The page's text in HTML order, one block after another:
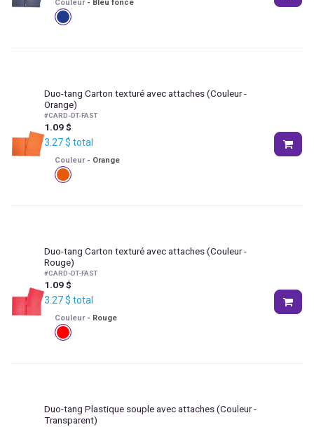
Couleur - Bleu foncé
Duo-tang Carton texturé avec attaches(Couleur -
Orange)
#CARD-DT-FAST
1.09$
3.27$ total
Couleur - Orange
Duo-tang Carton texturé avec attaches(Couleur -
Rouge)
#CARD-DT-FAST
1.09$
3.27$ total
Couleur - Rouge
Duo-tang Plastique souple avec attaches(Couleur -
Transparent)